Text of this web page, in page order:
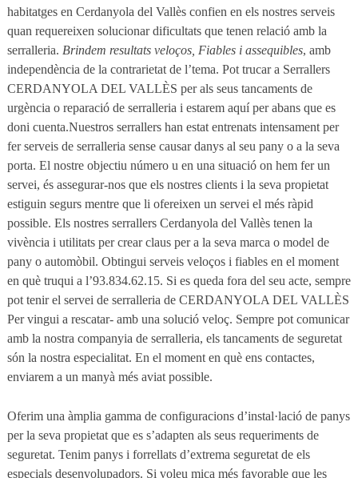
habitatges en Cerdanyola del Vallès confien en els nostres serveis
quan requereixen solucionar dificultats que tenen relació amb la
serralleria. Brindem resultats veloços, Fiables i assequibles, amb
independència de la contrarietat de l’tema. Pot trucar a Serrallers
CERDANYOLA DEL VALLÈS per als seus tancaments de
urgència o reparació de serralleria i estarem aquí per abans que es
doni cuenta.Nuestros serrallers han estat entrenats intensament per
fer serveis de serralleria sense causar danys al seu pany o a la seva
porta. El nostre objectiu número u en una situació on hem fer un
servei, és assegurar-nos que els nostres clients i la seva propietat
estiguin segurs mentre que li ofereixen un servei el més ràpid
possible. Els nostres serrallers Cerdanyola del Vallès tenen la
vivència i utilitats per crear claus per a la seva marca o model de
pany o automòbil. Obtingui serveis veloços i fiables en el moment
en què truqui a l’93.834.62.15. Si es queda fora del seu acte, sempre
pot tenir el servei de serralleria de CERDANYOLA DEL VALLÈS
Per vingui a rescatar- amb una solució veloç. Sempre pot comunicar
amb la nostra companyia de serralleria, els tancaments de seguretat
són la nostra especialitat. En el moment en què ens contactes,
enviarem a un manyà més aviat possible.
Oferim una àmplia gamma de configuracions d’instal·lació de panys
per la seva propietat que es s’adapten als seus requeriments de
seguretat. Tenim panys i forrellats d’extrema seguretat de els
especials desenvolupadors. Si voleu mica més favorable que les